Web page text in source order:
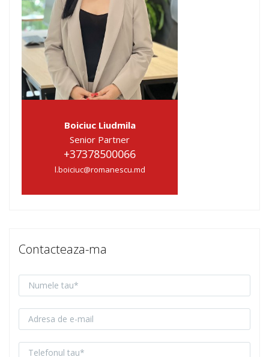
Boiciuc Liudmila
Senior Partner
+37378500066
l.boiciuc@romanescu.md
Contacteaza-ma